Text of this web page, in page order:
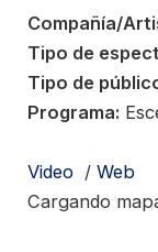
Compañía/
Tipo de
Tipo de
Programa:
Video /Web
Cargando